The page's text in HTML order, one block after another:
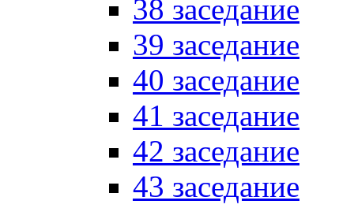
38 заседание
39 заседание
40 заседание
41 заседание
42 заседание
43 заседание